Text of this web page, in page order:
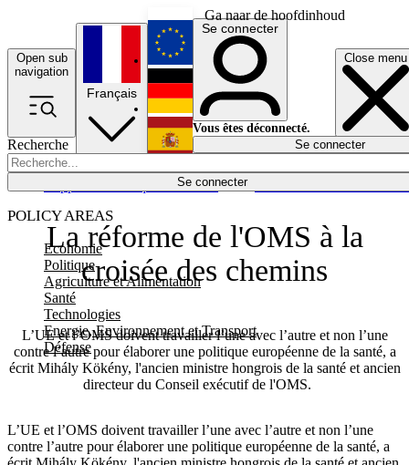
Ga naar de hoofdinhoud
Open sub
navigation
Close menu
Recherche
Se connecter
POLICY AREAS
Economie
Politique
Agriculture et Alimentation
Santé
Technologies
Energie, Environnement et Transport
Défense
Économie
Français
English
Deutsch
Español
Se connecter
Vous êtes déconnecté.
Se connecter
La réforme de l'OMS à la
croisée des chemins
L’UE et l’OMS doivent travailler l’une avec l’autre et non l’une
contre l’autre pour élaborer une politique européenne de la santé, a
écrit Mihály Kökény, l'ancien ministre hongrois de la santé et ancien
directeur du Conseil exécutif de l'OMS.
L’UE et l’OMS doivent travailler l’une avec l’autre et non l’une
contre l’autre pour élaborer une politique européenne de la santé, a